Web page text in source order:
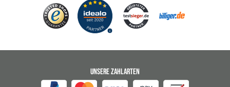
UNSERE ZAHLARTEN